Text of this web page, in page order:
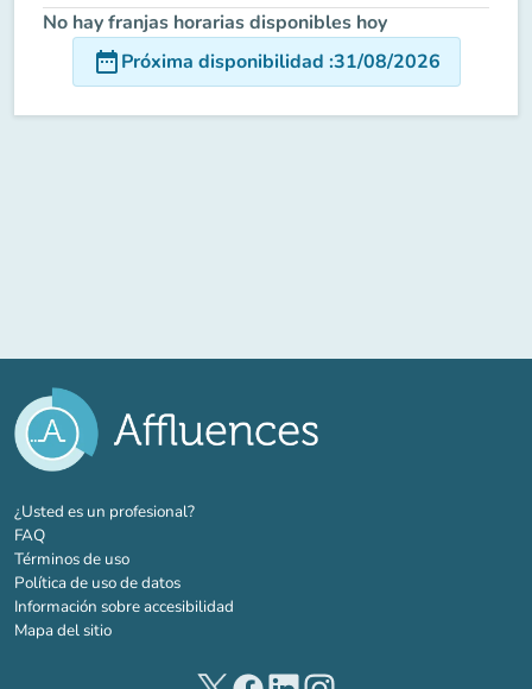
No hay franjas horarias disponibles hoy
date_rangePróxima disponibilidad :31/08/2026
¿Usted es un profesional?(nueva pestaña)
FAQ
Términos de uso
Política de uso de datos
Información sobre accesibilidad
Mapa del sitio
(nueva pestaña)
(nueva pestaña)
(nueva pestaña)